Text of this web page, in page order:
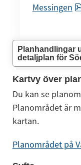
Messingen
Planhandlingar
detaljplan för
Kartvy över
Du kan se
Planområdet är
kartan.
Planområdet på